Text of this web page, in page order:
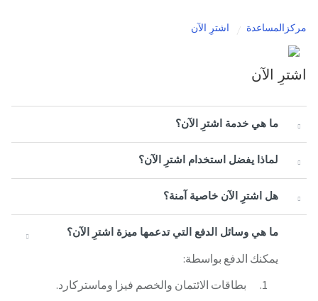
مركزالمساعدة اشترِ الآن
اشترِ الآن
ما هي خدمة اشترِ الآن؟
لماذا يفضل استخدام اشترِ الآن؟
هل اشترِ الآن خاصية آمنة؟
ما هي وسائل الدفع التي تدعمها ميزة اشترِ الآن؟
يمكنك الدفع بواسطة:
بطاقات الائتمان والخصم فيزا وماستركارد.